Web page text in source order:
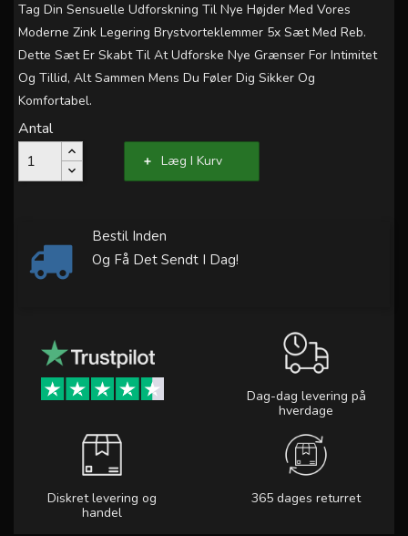
Tag Din Sensuelle Udforskning Til Nye Højder Med Vores
Moderne Zink Legering Brystvorteklemmer 5x Sæt Med Reb.
Dette Sæt Er Skabt Til At Udforske Nye Grænser For Intimitet
Og Tillid, Alt Sammen Mens Du Føler Dig Sikker Og
Komfortabel.
Antal
Læg I Kurv
Bestil Inden
Og Få Det Sendt I Dag!
Dag-dag levering på
hverdage
Diskret levering og
handel
365 dages returret